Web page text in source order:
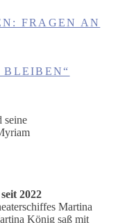
FRAGEN AN
BLEIBEN“
seine
2022
Martina
König saß mit